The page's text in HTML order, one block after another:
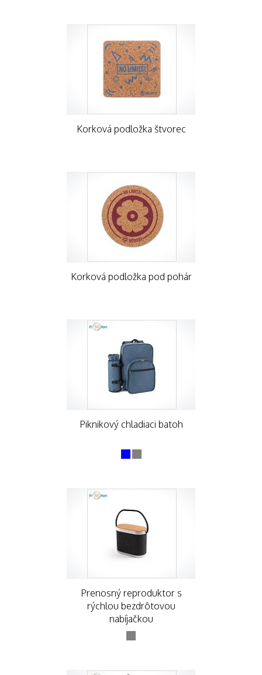
Korková podložka štvorec
Korková podložka pod pohár
Piknikový chladiaci batoh
Prenosný reproduktor s
rýchlou bezdrôtovou
nabíjačkou